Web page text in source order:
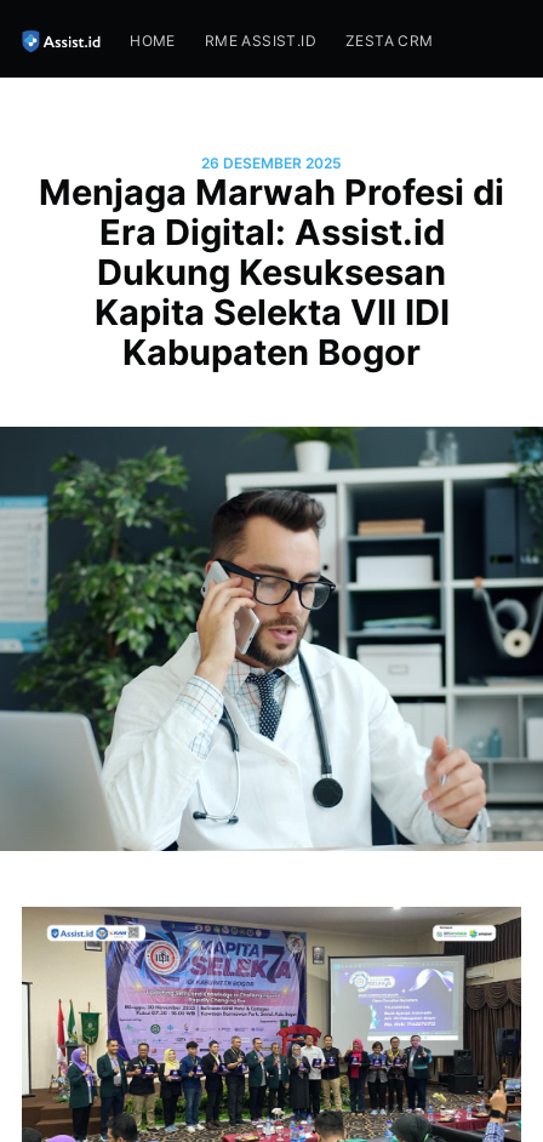
HOME RME ASSIST.ID ZESTA CRM
26 DESEMBER 2025
Menjaga Marwah Profesi di
Era Digital: Assist.id
Dukung Kesuksesan
Kapita Selekta VII IDI
Kabupaten Bogor